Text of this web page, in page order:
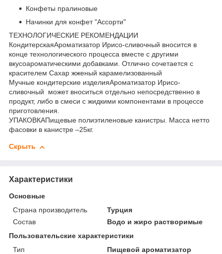
Конфеты пралиновые
Начинки для конфет "Ассорти"
ТЕХНОЛОГИЧЕСКИЕ РЕКОМЕНДАЦИИ
КондитерскаяАроматизатор Ирисо-сливочный вносится в
конце технологического процесса вместе с другими
вкусоароматическими добавками. Отлично сочетается с
красителем Сахар жженый карамелизованный
Мучные кондитерские изделияАроматизатор Ирисо-
сливочный может вноситься отдельно непосредственно в
продукт, либо в смеси с жидкими компонентами в процессе
приготовления.
УПАКОВКАПищевые полиэтиленовые канистры. Масса нетто
фасовки в канистре –25кг.
Скрыть
Характеристики
Основные
Страна производитель
Турция
Состав
Водо и жиро растворимые
Пользовательские характеристики
Тип
Пищевой ароматизатор